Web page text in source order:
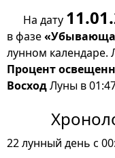
На дату
в фазе
лунном календаре.
Процент
ВосходЛуны в
22 лунный день с